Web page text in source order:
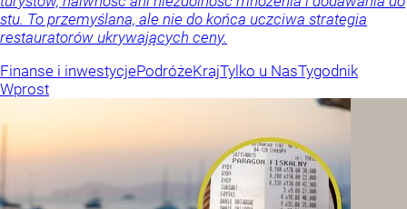
stu. To przemyślana, ale nie do końca uczciwa strategia
restauratorów ukrywających ceny.
Finanse i inwestycjePodróżeKrajTylko u NasTygodnik
Wprost